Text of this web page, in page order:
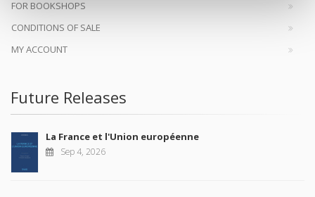
FOR BOOKSHOPS
CONDITIONS OF SALE
MY ACCOUNT
Future Releases
La France et l'Union européenne
Sep 4, 2026